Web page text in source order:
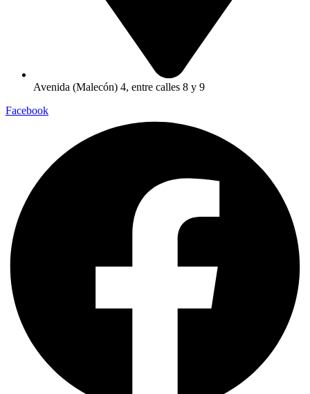
Avenida (Malecón) 4, entre calles 8 y 9
Facebook